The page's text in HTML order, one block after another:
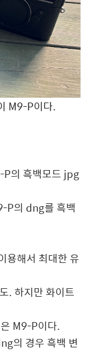
M9-P이다.
의 흑백모드 jpg
P의 dng를 흑백
해서 최대한 유
. 하지만 화이트
M9-P이다.
의 경우 흑백 변